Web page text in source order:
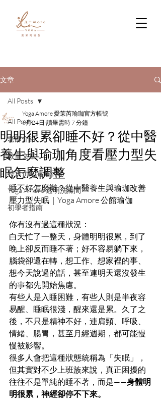
文章
All Posts
老師介紹
教室文章
特別企劃瑜伽活動
Yoga Amore 透明洗澡間
初學者指南
All Posts
明明很累卻睡不好？從中醫
養生與瑜珈角度看壓力型失
眠怎麼調整
Yoga Amore 愛茉芮瑜珈官方帳號
6月24日 讀畢需時 7 分鐘
睡不好怎麼辦？從中醫養生與瑜珈改善
壓力型失眠｜Yoga Amore 公館瑜伽
你有沒有過這種狀況：
白天忙了一整天，身體明明很累，到了
晚上卻反而睡不著；好不容易躺下來，
腦袋卻還在轉，想工作、想家裡的事、
想今天說過的話，甚至連明天還沒發生
的事都先開始焦慮。
有些人是入睡困難，有些人則是半夜容
易醒、睡眠很淺，醒來還是累。久了之
後，不只是精神不好，連肩頸、呼吸、
情緒、腸胃，甚至月經週期，都可能慢
慢被影響。
很多人會把這種狀態統稱為「失眠」，
但其實對不少上班族來說，真正困擾的
往往不是單純的睡不著，而是——身體明
明很累，神經卻停不下來。